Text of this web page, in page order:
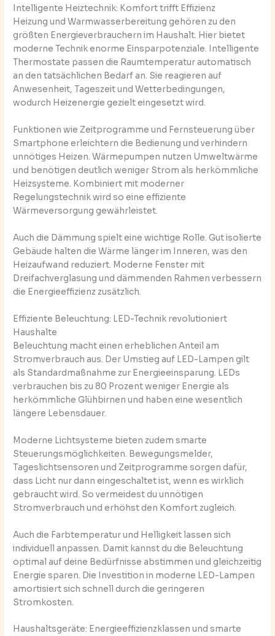
Intelligente Heiztechnik: Komfort trifft Effizienz
Heizung und Warmwasserbereitung gehören zu den
größten Energieverbrauchern im Haushalt. Hier bietet
moderne Technik enorme Einsparpotenziale. Intelligente
Thermostate passen die Raumtemperatur automatisch
an den tatsächlichen Bedarf an. Sie reagieren auf
Anwesenheit, Tageszeit und Wetterbedingungen,
wodurch Heizenergie gezielt eingesetzt wird.
Funktionen wie Zeitprogramme und Fernsteuerung über
Smartphone erleichtern die Bedienung und verhindern
unnötiges Heizen. Wärmepumpen nutzen Umweltwärme
und benötigen deutlich weniger Strom als herkömmliche
Heizsysteme. Kombiniert mit moderner
Regelungstechnik wird so eine effiziente
Wärmeversorgung gewährleistet.
Auch die Dämmung spielt eine wichtige Rolle. Gut isolierte
Gebäude halten die Wärme länger im Inneren, was den
Heizaufwand reduziert. Moderne Fenster mit
Dreifachverglasung und dämmenden Rahmen verbessern
die Energieeffizienz zusätzlich.
Effiziente Beleuchtung: LED-Technik revolutioniert
Haushalte
Beleuchtung macht einen erheblichen Anteil am
Stromverbrauch aus. Der Umstieg auf LED-Lampen gilt
als Standardmaßnahme zur Energieeinsparung. LEDs
verbrauchen bis zu 80 Prozent weniger Energie als
herkömmliche Glühbirnen und haben eine wesentlich
längere Lebensdauer.
Moderne Lichtsysteme bieten zudem smarte
Steuerungsmöglichkeiten. Bewegungsmelder,
Tageslichtsensoren und Zeitprogramme sorgen dafür,
dass Licht nur dann eingeschaltet ist, wenn es wirklich
gebraucht wird. So vermeidest du unnötigen
Stromverbrauch und erhöhst den Komfort zugleich.
Auch die Farbtemperatur und Helligkeit lassen sich
individuell anpassen. Damit kannst du die Beleuchtung
optimal auf deine Bedürfnisse abstimmen und gleichzeitig
Energie sparen. Die Investition in moderne LED-Lampen
amortisiert sich schnell durch die geringeren
Stromkosten.
Haushaltsgeräte: Energieeffizienzklassen und smarte